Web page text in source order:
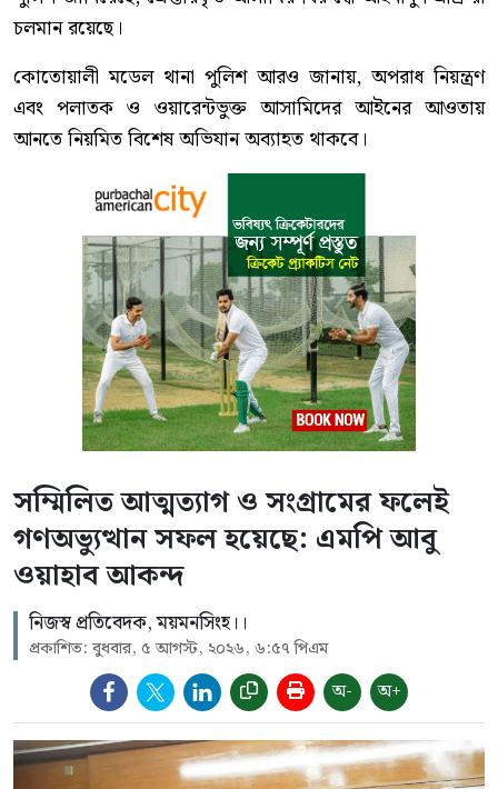
চলমান রয়েছে।
কোতোয়ালী মডেল থানা পুলিশ আরও জানায়, অপরাধ নিয়ন্ত্রণ
এবং পলাতক ও ওয়ারেন্টভুক্ত আসামিদের আইনের আওতায়
আনতে নিয়মিত বিশেষ অভিযান অব্যাহত থাকবে।
সম্মিলিত আত্মত্যাগ ও সংগ্রামের ফলেই
গণঅভ্যুত্থান সফল হয়েছে: এমপি আবু
ওয়াহাব আকন্দ
নিজস্ব প্রতিবেদক, ময়মনসিংহ।।
প্রকাশিত: বুধবার, ৫ আগস্ট, ২০২৬, ৬:৫৭ পিএম
অ- অ+